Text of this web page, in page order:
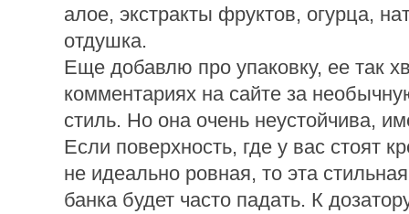
алое, экстракты фруктов, огурца,
отдушка.
Еще добавлю про упаковку, ее так
комментариях на сайте за
стиль. Но она очень неустойчива,
Если поверхность, где у вас стоят
не идеально ровная, то эта
банка будет часто падать. К